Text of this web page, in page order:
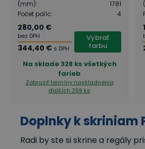
(mm):
1781
Počet políc: 4
280,00 €
bez DPH
344,40 € s DPH
Vybrať
farbu
Na sklade328 ks všetkých
farieb
Zobraziť termíny naskladnenia
ďalších 299 ks
Doplnky k skriniam
Radi by ste si skrine a regály